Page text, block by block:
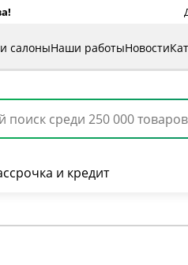
салоныНаши работыНовости
и кредит